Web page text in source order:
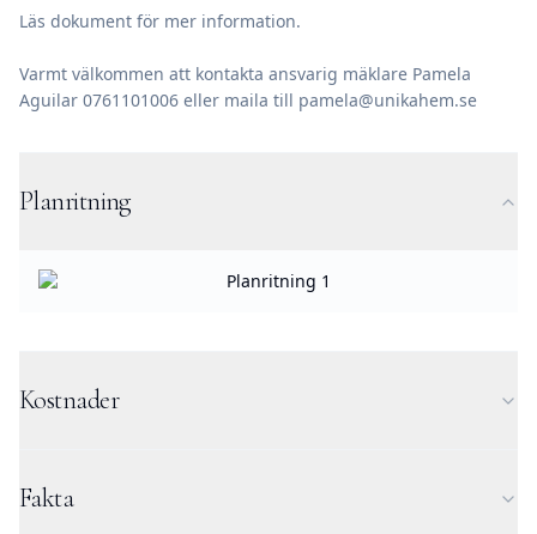
Läs dokument för mer information.
Varmt välkommen att kontakta ansvarig mäklare Pamela
Aguilar 0761101006 eller maila till pamela@unikahem.se
Planritning
Kostnader
Fakta